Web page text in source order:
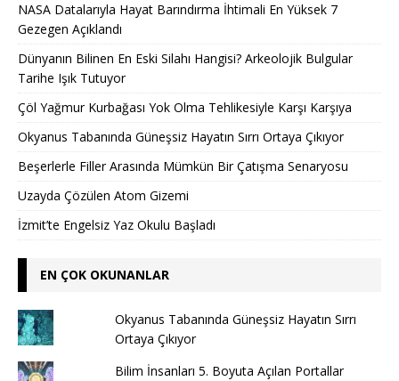
NASA Datalarıyla Hayat Barındırma İhtimali En Yüksek 7
Gezegen Açıklandı
Dünyanın Bilinen En Eski Silahı Hangisi? Arkeolojik Bulgular
Tarihe Işık Tutuyor
Çöl Yağmur Kurbağası Yok Olma Tehlikesiyle Karşı Karşıya
Okyanus Tabanında Güneşsiz Hayatın Sırrı Ortaya Çıkıyor
Beşerlerle Filler Arasında Mümkün Bir Çatışma Senaryosu
Uzayda Çözülen Atom Gizemi
İzmit’te Engelsiz Yaz Okulu Başladı
EN ÇOK OKUNANLAR
Okyanus Tabanında Güneşsiz Hayatın Sırrı
Ortaya Çıkıyor
Bilim İnsanları 5. Boyuta Açılan Portallar